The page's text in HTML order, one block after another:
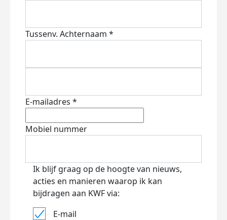
Tussenv. Achternaam *
E-mailadres *
Mobiel nummer
Ik blijf graag op de hoogte van nieuws,
acties en manieren waarop ik kan
bijdragen aan KWF via:
E-mail